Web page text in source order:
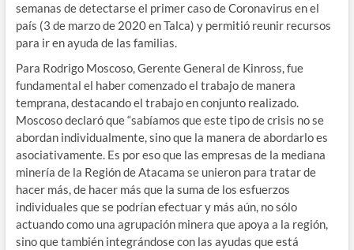
semanas de detectarse el primer caso de Coronavirus en el
país (3 de marzo de 2020 en Talca) y permitió reunir recursos
para ir en ayuda de las familias.
Para Rodrigo Moscoso, Gerente General de Kinross, fue
fundamental el haber comenzado el trabajo de manera
temprana, destacando el trabajo en conjunto realizado.
Moscoso declaró que “sabíamos que este tipo de crisis no se
abordan individualmente, sino que la manera de abordarlo es
asociativamente. Es por eso que las empresas de la mediana
minería de la Región de Atacama se unieron para tratar de
hacer más, de hacer más que la suma de los esfuerzos
individuales que se podrían efectuar y más aún, no sólo
actuando como una agrupación minera que apoya a la región,
sino que también integrándose con las ayudas que está